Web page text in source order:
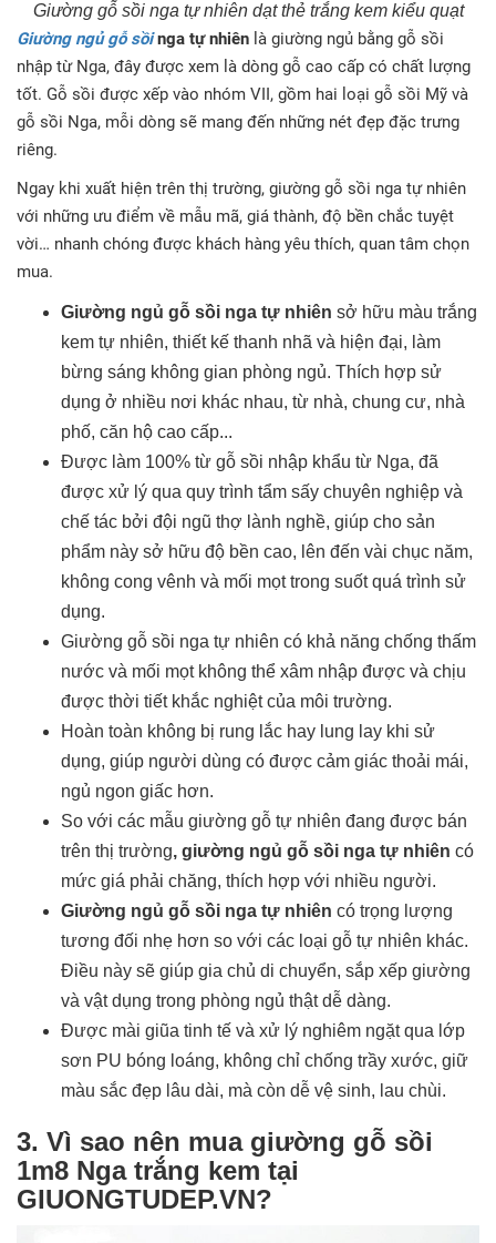
Giường gỗ sồi nga tự nhiên dạt thẻ trắng kem kiểu quạt
Giường ngủ gỗ sồinga tự nhiên là giường ngủ bằng gỗ sồi
nhập từ Nga, đây được xem là dòng gỗ cao cấp có chất lượng
tốt. Gỗ sồi được xếp vào nhóm VII, gồm hai loại gỗ sồi Mỹ và
gỗ sồi Nga, mỗi dòng sẽ mang đến những nét đẹp đặc trưng
riêng.
Ngay khi xuất hiện trên thị trường, giường gỗ sồi nga tự nhiên
với những ưu điểm về mẫu mã, giá thành, độ bền chắc tuyệt
vời… nhanh chóng được khách hàng yêu thích, quan tâm chọn
mua.
Giường ngủ gỗ sồi nga tự nhiên sở hữu màu trắng
kem tự nhiên, thiết kế thanh nhã và hiện đại, làm
bừng sáng không gian phòng ngủ. Thích hợp sử
dụng ở nhiều nơi khác nhau, từ nhà, chung cư, nhà
phố, căn hộ cao cấp...
Được làm 100% từ gỗ sồi nhập khẩu từ Nga, đã
được xử lý qua quy trình tẩm sấy chuyên nghiệp và
chế tác bởi đội ngũ thợ lành nghề, giúp cho sản
phẩm này sở hữu độ bền cao, lên đến vài chục năm,
không cong vênh và mối mọt trong suốt quá trình sử
dụng.
Giường gỗ sồi nga tự nhiên có khả năng chống thấm
nước và mối mọt không thể xâm nhập được và chịu
được thời tiết khắc nghiệt của môi trường.
Hoàn toàn không bị rung lắc hay lung lay khi sử
dụng, giúp người dùng có được cảm giác thoải mái,
ngủ ngon giấc hơn.
So với các mẫu giường gỗ tự nhiên đang được bán
trên thị trường, giường ngủ gỗ sồi nga tự nhiên có
mức giá phải chăng, thích hợp với nhiều người.
Giường ngủ gỗ sồi nga tự nhiên có trọng lượng
tương đối nhẹ hơn so với các loại gỗ tự nhiên khác.
Điều này sẽ giúp gia chủ di chuyển, sắp xếp giường
và vật dụng trong phòng ngủ thật dễ dàng.
Được mài giũa tinh tế và xử lý nghiêm ngặt qua lớp
sơn PU bóng loáng, không chỉ chống trầy xước, giữ
màu sắc đẹp lâu dài, mà còn dễ vệ sinh, lau chùi.
3. Vì sao nên mua giường gỗ sồi
1m8 Nga trắng kem tại
GIUONGTUDEP.VN?